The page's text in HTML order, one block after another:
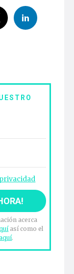
acerca
así como el
.